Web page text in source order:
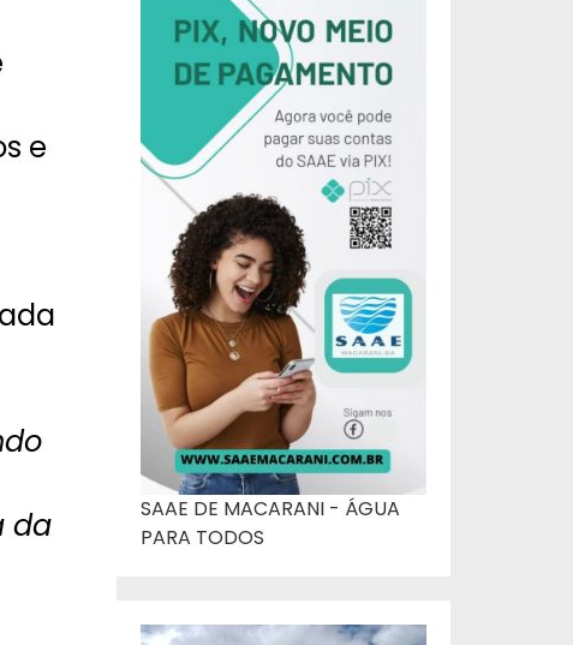
e
da
SAAE DE MACARANI - ÁGUA
PARA TODOS